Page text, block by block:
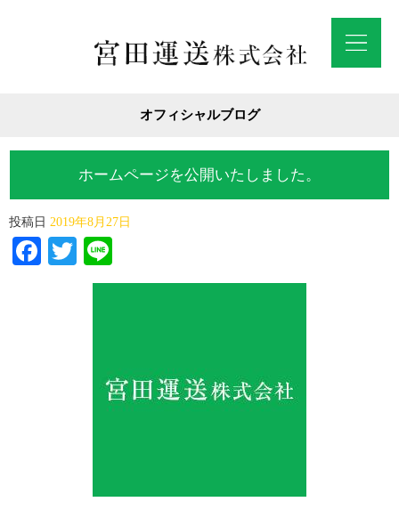
オフィシャルブログ
ホームページを公開いたしました。
投稿日 2019年8月27日
Facebook
Twitter